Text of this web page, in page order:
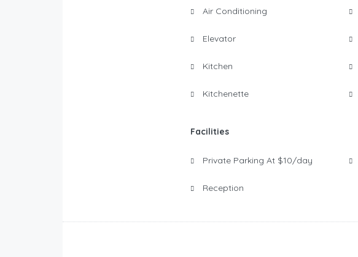
Air Conditioning
Elevator
Kitchen
Kitchenette
Facilities
Private Parking At $10/day
Reception